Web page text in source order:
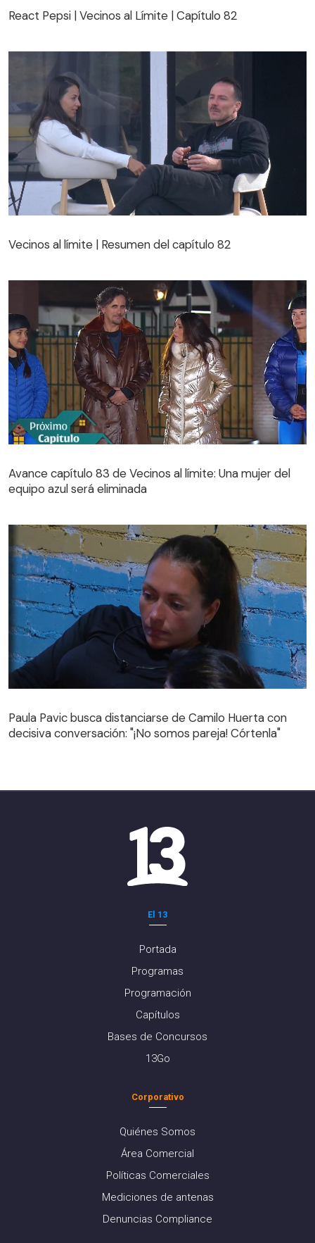
React Pepsi | Vecinos al Límite | Capítulo 82
Vecinos al límite | Resumen del capítulo 82
equipo azul será eliminada
Avance capítulo 83 de Vecinos al límite: Una mujer del
equipo azul será eliminada
decisiva conversación: "¡No somos pareja! Córtenla"
Paula Pavic busca distanciarse de Camilo Huerta con
decisiva conversación: "¡No somos pareja! Córtenla"
El 13
Portada
Programas
Programación
Capítulos
Bases de Concursos
13Go
Corporativo
Quiénes Somos
Área Comercial
Políticas Comerciales
Mediciones de antenas
Denuncias Compliance